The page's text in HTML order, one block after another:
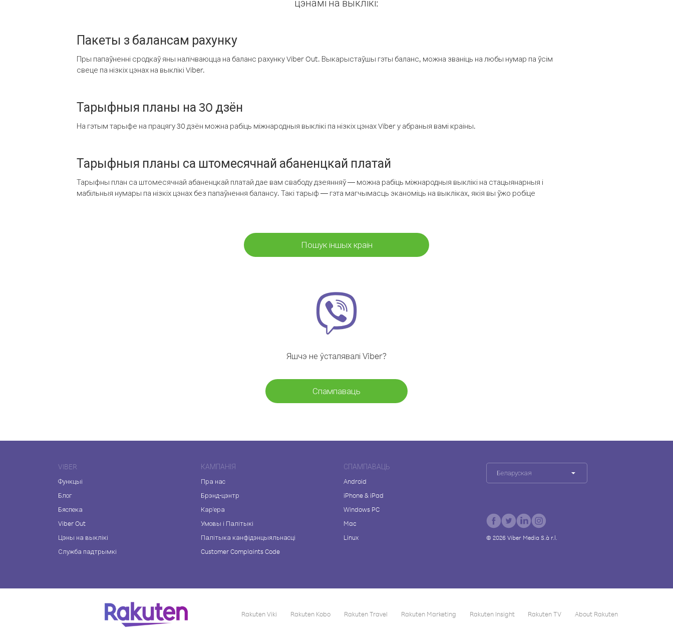
цэнамі на выклікі:
Пакеты з балансам рахунку
Пры папаўненні сродкаў яны налічваюцца на баланс рахунку Viber Out. Выкарыстаўшы гэты баланс, можна званіць на любы нумар па ўсім
свеце па нізкіх цэнах на выклікі Viber.
Тарыфныя планы на 30 дзён
На гэтым тарыфе на працягу 30 дзён можна рабіць міжнародныя выклікі па нізкіх цэнах Viber у абраныя вамі краіны.
Тарыфныя планы са штомесячнай абаненцкай платай
Тарыфны план са штомесячнай абаненцкай платай дае вам свабоду дзеянняў — можна рабіць міжнародныя выклікі на стацыянарныя і
мабільныя нумары па нізкіх цэнах без папаўнення балансу. Такі тарыф — гэта магчымасць эканоміць на выкліках, якія вы ўжо робіце
Пошук іншых краін
Яшчэ не ўсталявалі Viber?
Спампаваць
VIBER
Функцыі
Блог
Бяспека
Viber Out
Цэны на выклікі
Служба падтрымкі
КАМПАНІЯ
Пра нас
Брэнд-цэнтр
Кар'ера
Умовы і Палітыкі
Палітыка канфідэнцыяльнасці
Customer Complaints Code
СПАМПАВАЦЬ
Android
iPhone & iPad
Windows PC
Mac
Linux
Беларуская
© 2026 Viber Media S.à r.l.
Rakuten Viki Rakuten Kobo Rakuten Travel Rakuten Marketing Rakuten Insight Rakuten TV About Rakuten